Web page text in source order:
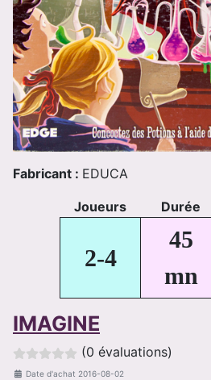
Fabricant : EDUCA
Joueurs Durée
2-4
45
mn
IMAGINE
(0 évaluations)
Date d'achat 2016-08-02